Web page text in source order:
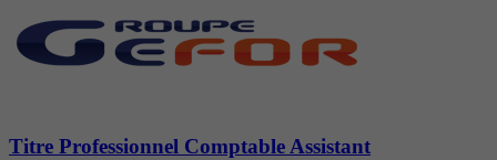
Titre Professionnel Comptable Assistant